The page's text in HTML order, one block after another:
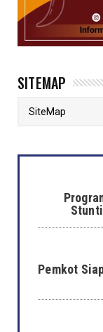
SITEMAP
Pemkot